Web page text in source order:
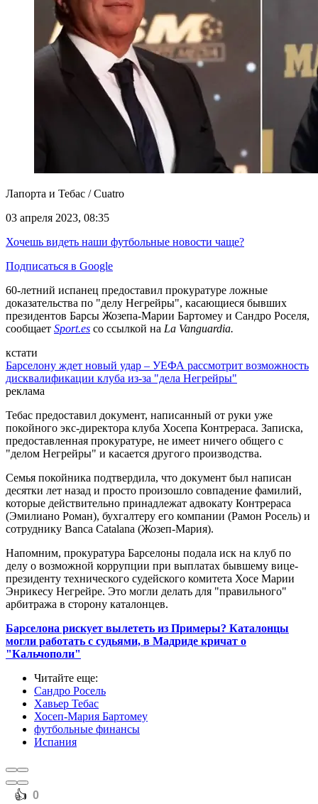
Лапорта и Тебас / Cuatro
03 апреля 2023, 08:35
Хочешь видеть наши футбольные новости чаще?
Подписаться в Google
60-летний испанец предоставил прокуратуре ложные
доказательства по "делу Негрейры", касающиеся бывших
президентов Барсы Жозепа-Марии Бартомеу и Сандро Роселя,
сообщает Sport.es со ссылкой на La Vanguardia.
кстати
Барселону ждет новый удар – УЕФА рассмотрит возможность
дисквалификации клуба из-за "дела Негрейры"
реклама
Тебас предоставил документ, написанный от руки уже
покойного экс-директора клуба Хосепа Контрераса. Записка,
предоставленная прокуратуре, не имеет ничего общего с
"делом Негрейры" и касается другого производства.
Семья покойника подтвердила, что документ был написан
десятки лет назад и просто произошло совпадение фамилий,
которые действительно принадлежат адвокату Контрераса
(Эмилиано Роман), бухгалтеру его компании (Рамон Росель) и
сотруднику Banca Catalana (Жозеп-Мария).
Напомним, прокуратура Барселоны подала иск на клуб по
делу о возможной коррупции при выплатах бывшему вице-
президенту технического судейского комитета Хосе Марии
Энрикесу Негрейре. Это могли делать для "правильного"
арбитража в сторону каталонцев.
Барселона рискует вылететь из Примеры? Каталонцы
могли работать с судьями, в Мадриде кричат о
"Кальчополи"
Читайте еще:
Сандро Росель
Хавьер Тебас
Хосеп-Мария Бартомеу
футбольные финансы
Испания
️👍 0